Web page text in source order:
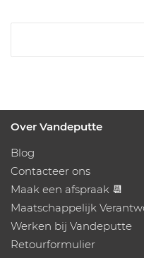
Over Vandeputte
Blog
Contacteer ons
Maak een afspraak 📆
Maatschappelijk
Werken bij Vandeputte
Retourformulier